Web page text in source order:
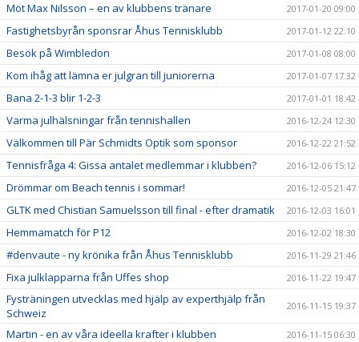
Möt Max Nilsson – en av klubbens tränare 2017-01-20 09:00
Fastighetsbyrån sponsrar Åhus Tennisklubb 2017-01-12 22:10
Besök på Wimbledon 2017-01-08 08:00
Kom ihåg att lämna er julgran till juniorerna 2017-01-07 17:32
Bana 2-1-3 blir 1-2-3 2017-01-01 18:42
Varma julhälsningar från tennishallen 2016-12-24 12:30
Välkommen till Pär Schmidts Optik som sponsor 2016-12-22 21:52
Tennisfråga 4: Gissa antalet medlemmar i klubben? 2016-12-06 15:12
Drömmar om Beach tennis i sommar! 2016-12-05 21:47
GLTK med Chistian Samuelsson till final - efter dramatik 2016-12-03 16:01
Hemmamatch för P12 2016-12-02 18:30
#denvaute - ny krönika från Åhus Tennisklubb 2016-11-29 21:46
Fixa julklapparna från Uffes shop 2016-11-22 19:47
Fysträningen utvecklas med hjälp av experthjälp från
Schweiz
2016-11-15 19:37
Martin - en av våra ideella krafter i klubben 2016-11-15 06:30